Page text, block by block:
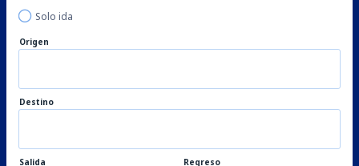
Solo ida
Origen
Destino
Salida Regreso